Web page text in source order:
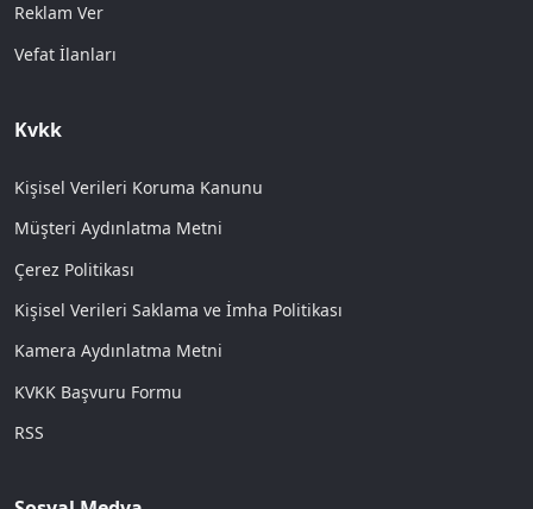
Reklam Ver
Vefat İlanları
Kvkk
Kişisel Verileri Koruma Kanunu
Müşteri Aydınlatma Metni
Çerez Politikası
Kişisel Verileri Saklama ve İmha Politikası
Kamera Aydınlatma Metni
KVKK Başvuru Formu
RSS